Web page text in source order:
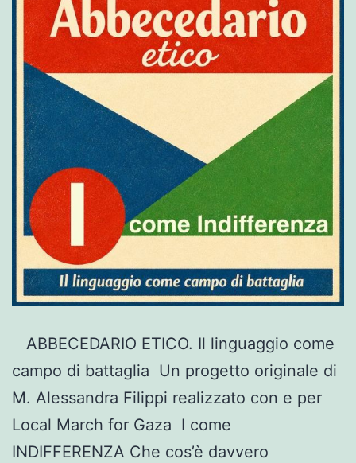
ABBECEDARIO ETICO. Il linguaggio come
campo di battaglia Un progetto originale di
M. Alessandra Filippi realizzato con e per
Local March for Gaza I come
INDIFFERENZA Che cos’è davvero